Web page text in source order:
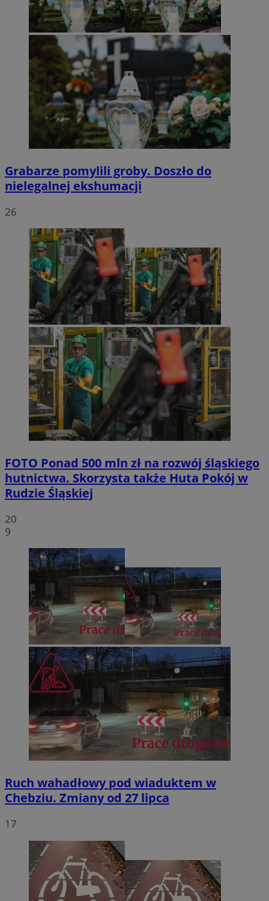
Grabarze pomylili groby. Doszło do
nielegalnej ekshumacji
26
FOTO Ponad 500 mln zł na rozwój śląskiego
hutnictwa. Skorzysta także Huta Pokój w
Rudzie Śląskiej
20
9
Ruch wahadłowy pod wiaduktem w
Chebziu. Zmiany od 27 lipca
17